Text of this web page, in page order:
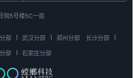
院5号楼5C一层
部 武汉分部 郑州分部
长沙分部
部 石家庄分部